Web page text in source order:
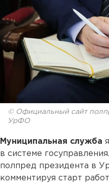
© Официальный сайт
УрФО
Муниципальная служба
в системе
полпред президента в
комментируя старт